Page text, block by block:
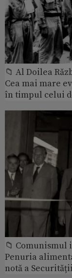
📁 Al Doilea
Cea mai mare
în timpul celui
📁 Comunismul
Penuria
notă a